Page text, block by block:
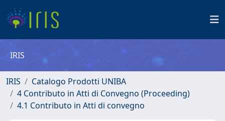
IRIS
IRIS
Catalogo Prodotti UNIBA
4 Contributo in Atti di Convegno (Proceeding)
4.1 Contributo in Atti di convegno